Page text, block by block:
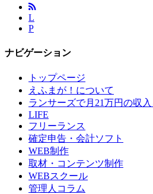
L
P
ナビゲーション
トップページ
えふまが！について
ランサーズで月21万円の収
LIFE
フリーランス
確定申告・会計ソフト
WEB制作
取材・コンテンツ制作
WEBスクール
管理人コラム